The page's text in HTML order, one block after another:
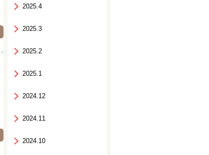
2025.4
2025.3
2025.2
2025.1
2024.12
2024.11
2024.10